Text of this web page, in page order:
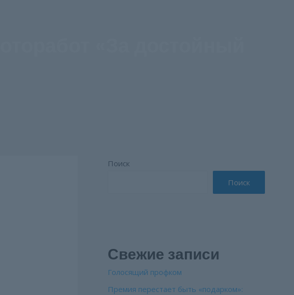
Поиск
Поиск
Свежие записи
Голосящий профком
Премия перестает быть «подарком»: